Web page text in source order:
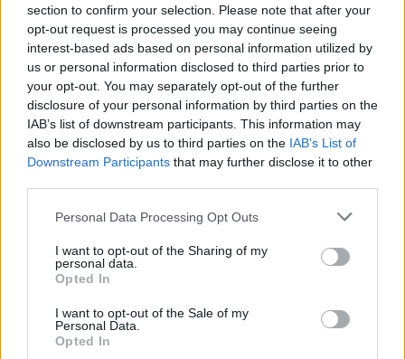
section to confirm your selection. Please note that after your
opt-out request is processed you may continue seeing
interest-based ads based on personal information utilized by
us or personal information disclosed to third parties prior to
your opt-out. You may separately opt-out of the further
disclosure of your personal information by third parties on the
IAB’s list of downstream participants. This information may
also be disclosed by us to third parties on the IAB’s List of
Downstream Participants that may further disclose it to other
Please note that this website/app uses one or more Google
not limited to your visit or usage behaviour. You may click to
grant or deny consent to Google and its third-party tags to
use your data for below specified purposes in below Google
consent section.
Personal Data Processing Opt Outs
I want to opt-out of the Sharing of my
personal data.
Opted In
I want to opt-out of the Sale of my
Personal Data.
Opted In
Követem
VIDEÓ ADÁSRÉSZLETEK
ÉPÍTÉS # MENEDÉK #TÁBOR
MEZTELEN PUCÉR